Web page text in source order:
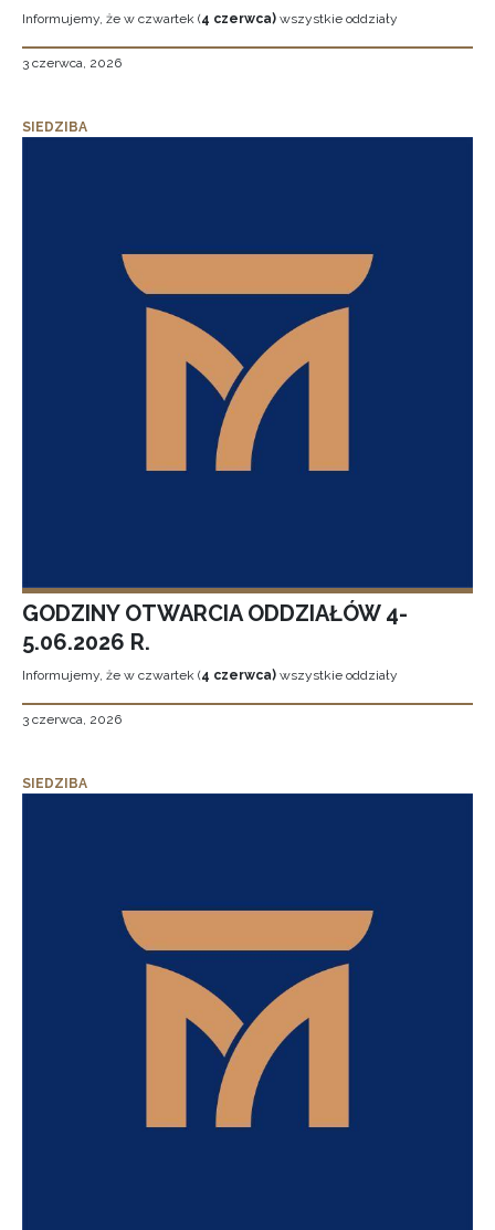
Informujemy, że w czwartek (4 czerwca) wszystkie oddziały
3 czerwca, 2026
SIEDZIBA
GODZINY OTWARCIA ODDZIAŁÓW 4-
5.06.2026 R.
Informujemy, że w czwartek (4 czerwca) wszystkie oddziały
3 czerwca, 2026
SIEDZIBA